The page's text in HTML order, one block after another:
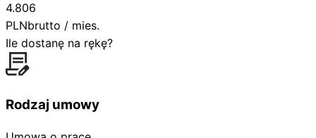
4.806
PLNbrutto / mies.
Ile dostanę na rękę?
Rodzaj umowy